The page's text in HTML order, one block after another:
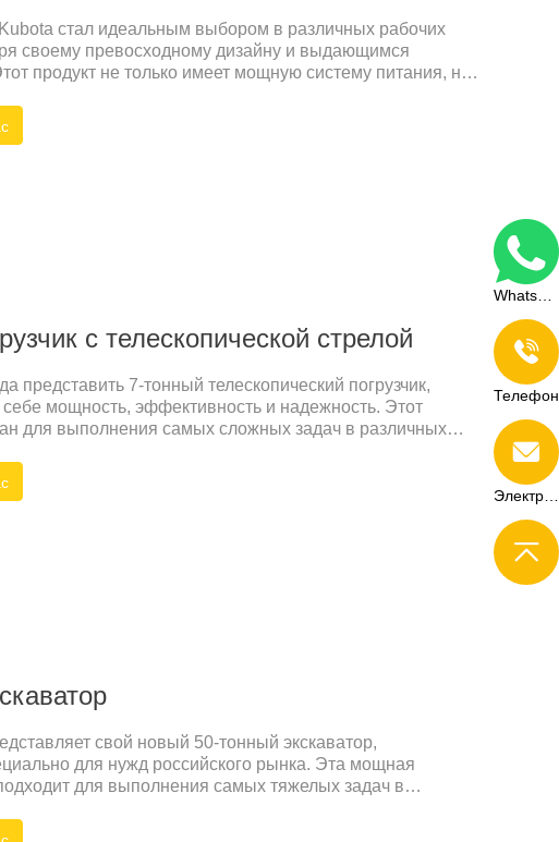
стал идеальным выбором в различных рабочих
своему превосходному дизайну и выдающимся
продукт не только имеет мощную систему питания, но
опыту во многих аспектах.Мини-экскаваторы
цену и предлагают отличное соотношение
с телескопической стрелой
представить 7-тонный телескопический погрузчик,
себе мощность, эффективность и надежность. Этот
для выполнения самых сложных задач в различных
Высокая производительность и прочная
его идеальным выбором для профессионалов, которым
свой новый 50-тонный экскаватор,
для нужд российского рынка. Эта мощная
для выполнения самых тяжелых задач в
Телефон